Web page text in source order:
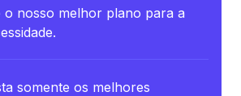
o nosso melhor plano para a
somente os melhores